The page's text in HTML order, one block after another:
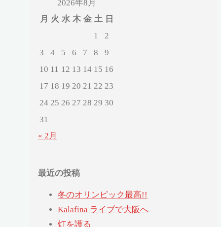
2026年8月
月 火 水 木 金 土 日
1
2
3
4 5 6 7 8
9
10 11 12 13 14 15 16
17 18 19 20 21 22 23
24 25 26 27 28 29 30
31
« 2月
最近の投稿
冬のオリンピック最高!!
Kalafina ライブで大阪へ
灯を護る